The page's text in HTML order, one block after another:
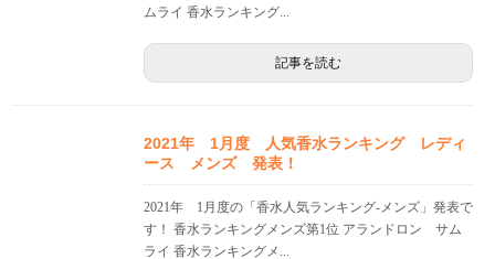
ムライ 香水ランキング...
記事を読む
2021年 1月度 人気香水ランキング レディ
ース メンズ 発表！
2021年 1月度の「香水人気ランキング-メンズ」発表で
す！ 香水ランキングメンズ第1位 アランドロン サム
ライ 香水ランキングメ...